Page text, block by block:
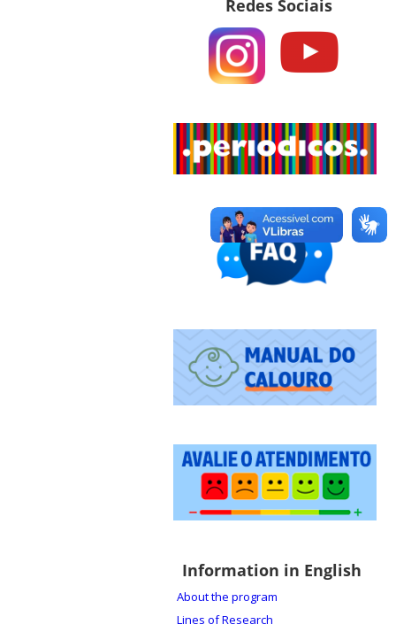
Redes Sociais
Information in English
About the program
Lines of Research